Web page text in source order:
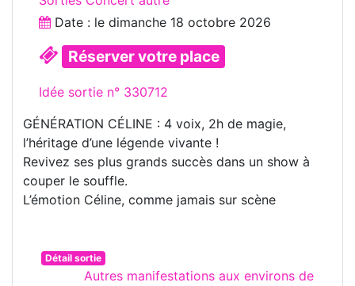
Date : le dimanche 18 octobre 2026
Réserver votre place
Idée sortie n° 330712
GÉNÉRATION CÉLINE : 4 voix, 2h de magie,
l’héritage d’une légende vivante !
Revivez ses plus grands succès dans un show à
couper le souffle.
L’émotion Céline, comme jamais sur scène
Détail sortie
Autres manifestations aux environs de